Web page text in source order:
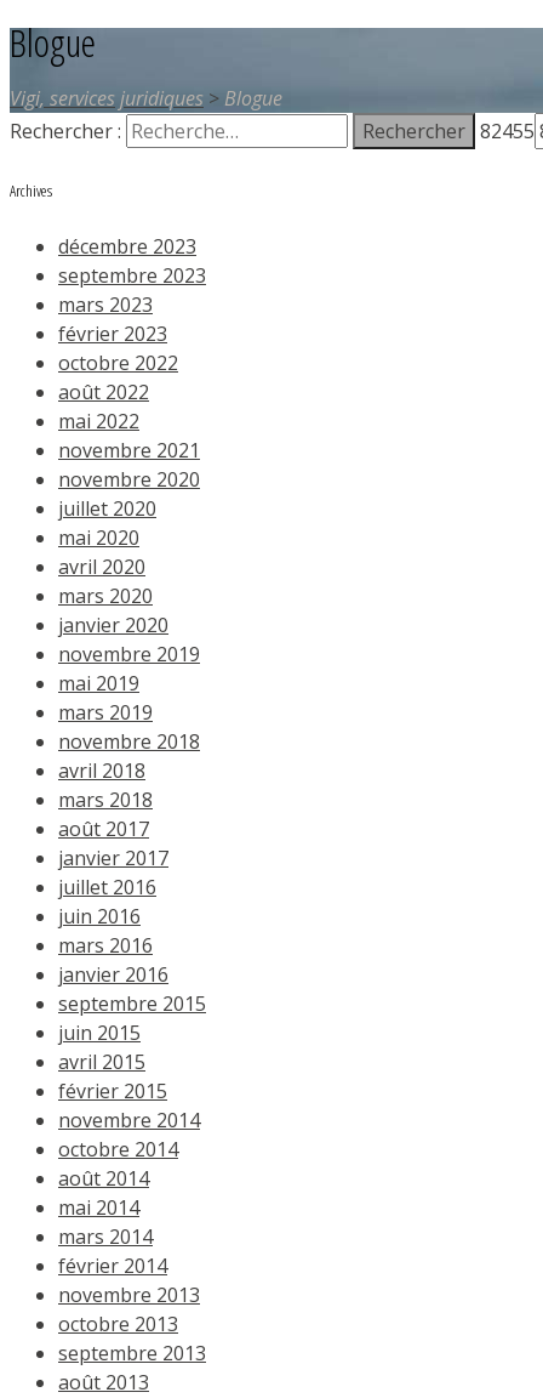
Blogue
Vigi, services juridiques > Blogue
Rechercher :
82455
Archives
décembre 2023
septembre 2023
mars 2023
février 2023
octobre 2022
août 2022
mai 2022
novembre 2021
novembre 2020
juillet 2020
mai 2020
avril 2020
mars 2020
janvier 2020
novembre 2019
mai 2019
mars 2019
novembre 2018
avril 2018
mars 2018
août 2017
janvier 2017
juillet 2016
juin 2016
mars 2016
janvier 2016
septembre 2015
juin 2015
avril 2015
février 2015
novembre 2014
octobre 2014
août 2014
mai 2014
mars 2014
février 2014
novembre 2013
octobre 2013
septembre 2013
août 2013